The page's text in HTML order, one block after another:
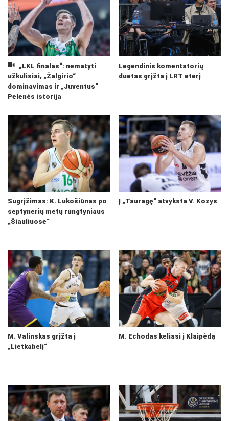
„LKL finalas“: nematyti
užkulisiai, „Žalgirio“
dominavimas ir „Juventus“
Pelenės istorija
Legendinis komentatorių
duetas grįžta į LRT eterį
Sugrįžimas: K. Lukošiūnas po
septynerių metų rungtyniaus
„Šiauliuose“
Į „Tauragę“ atvyksta V. Kozys
M. Valinskas grįžta į
„Lietkabelį“
M. Echodas keliasi į Klaipėdą